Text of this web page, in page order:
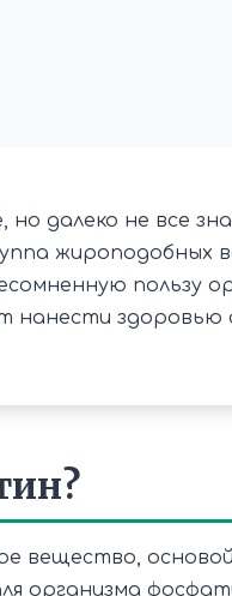
но далеко не все
жироподобных
пользу
нанести
вещество,
организма